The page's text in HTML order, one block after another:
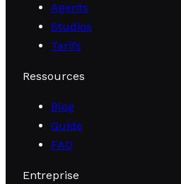
Agents
Studios
Tarifs
Ressources
Blog
Guide
FAQ
Entreprise